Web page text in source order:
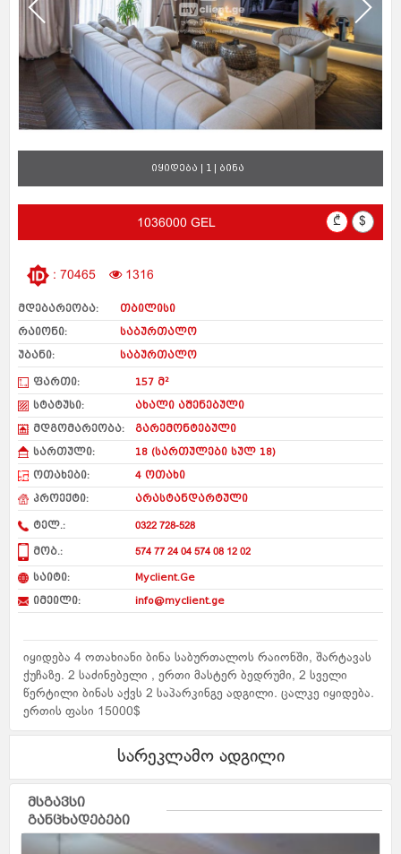
იყიდება | 1 | ბინა
1036000 GEL ₾ $
: 70465 1316
მდებარეობა:
თბილისი
რაიონი:
საბურთალო
უბანი:
საბურთალო
ფართი:
157 მ²
სტატუსი:
ახალი აშენებული
მდგომარეობა:
გარემონტებული
სართული:
18 (სართულები სულ 18)
ოთახები:
4 ოთახი
პროექტი:
არასტანდარტული
ტელ.: 0322 728-528
მობ.: 574 77 24 04 574 08 12 02
საიტი:
Myclient.Ge
იმეილი:
info@myclient.ge
იყიდება 4 ოთახიანი ბინა საბურთალოს რაიონში, შარტავას
ქუჩაზე. 2 საძინებელი , ერთი მასტერ ბედრუმი, 2 სველი
წერტილი ბინას აქვს 2 საპარკინგე ადგილი. ცალკე იყიდება.
ერთის ფასი 15000$
სარეკლამო ადგილი
მსგავსი
განცხადებები